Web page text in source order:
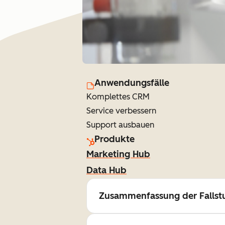
Anwendungsfälle
Komplettes CRM
Service verbessern
Support ausbauen
Produkte
Marketing Hub
Data Hub
Zusammenfassung der